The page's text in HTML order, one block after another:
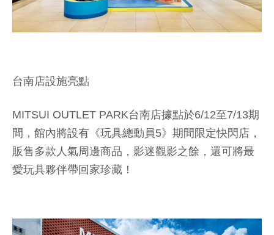
台南店設施亮點
MITSUI OUTLET PARK台南店據點於6/12至7/13期
間，館內將設有《玩具總動員5》期間限定快閃店，
販售多款人氣周邊商品，影迷觀影之餘，還可將最
愛玩具夥伴帶回家珍藏！